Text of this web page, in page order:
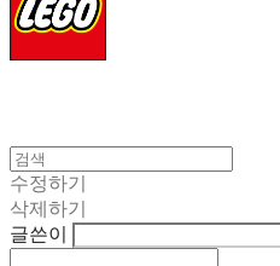
수정하기
삭제하기
글쓴이